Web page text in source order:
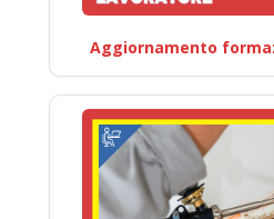
Aggiornamento